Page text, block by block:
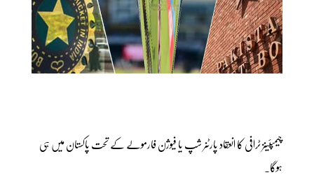
چیمپئینز ٹرافی کا انعقاد پارٹنر شپ یا فیوژن فارمولے کے تحت پاکستان میں ہی
ہوگا۔